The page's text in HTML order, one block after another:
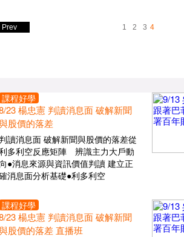
Prev 1 2 3 4
課程好學
23 楊忠憲 判讀消息面 破解新聞
股價的落差
判讀消息面 破解新聞與股價的落差從
多利空反應矩陣 辨識主力大戶動
向●消息來源與資訊價值判讀 建立正
消息面分析基礎●利多利空
課程好學
23 楊忠憲 判讀消息面 破解新聞
股價的落差 直播班